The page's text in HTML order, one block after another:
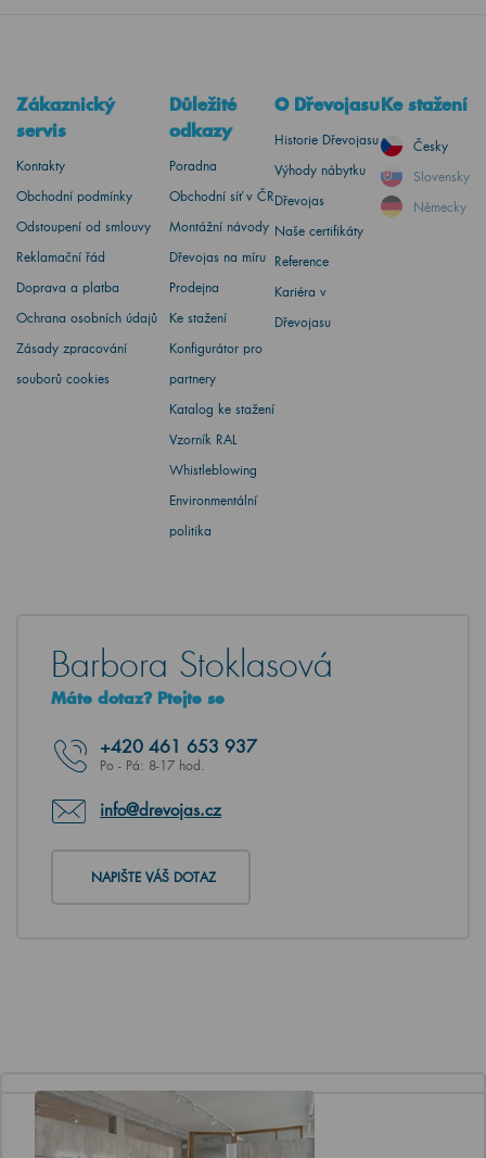
Zákaznický
servis
Kontakty
Obchodní podmínky
Odstoupení od smlouvy
Reklamační řád
Doprava a platba
Ochrana osobních údajů
Zásady zpracování
souborů cookies
Důležité
odkazy
Poradna
Obchodní síť v ČR
Montážní návody
Dřevojas na míru
Prodejna
Ke stažení
Konfigurátor pro
partnery
Katalog ke stažení
Vzorník RAL
Whistleblowing
Environmentální
politika
O Dřevojasu
Historie Dřevojasu
Výhody nábytku
Dřevojas
Naše certifikáty
Reference
Kariéra v
Dřevojasu
Ke stažení
Česky
Slovensky
Německy
Barbora Stoklasová
Máte dotaz? Ptejte se
+420 461 653 937
Po - Pá: 8-17 hod.
info@drevojas.cz
NAPIŠTE VÁŠ DOTAZ